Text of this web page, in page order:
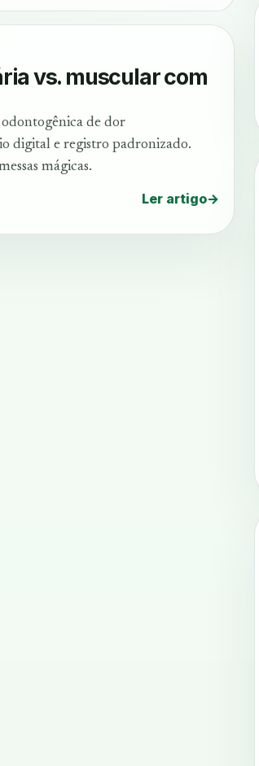
vs. muscular com
de dor
digital e registro padronizado.
mágicas.
Ler artigo→